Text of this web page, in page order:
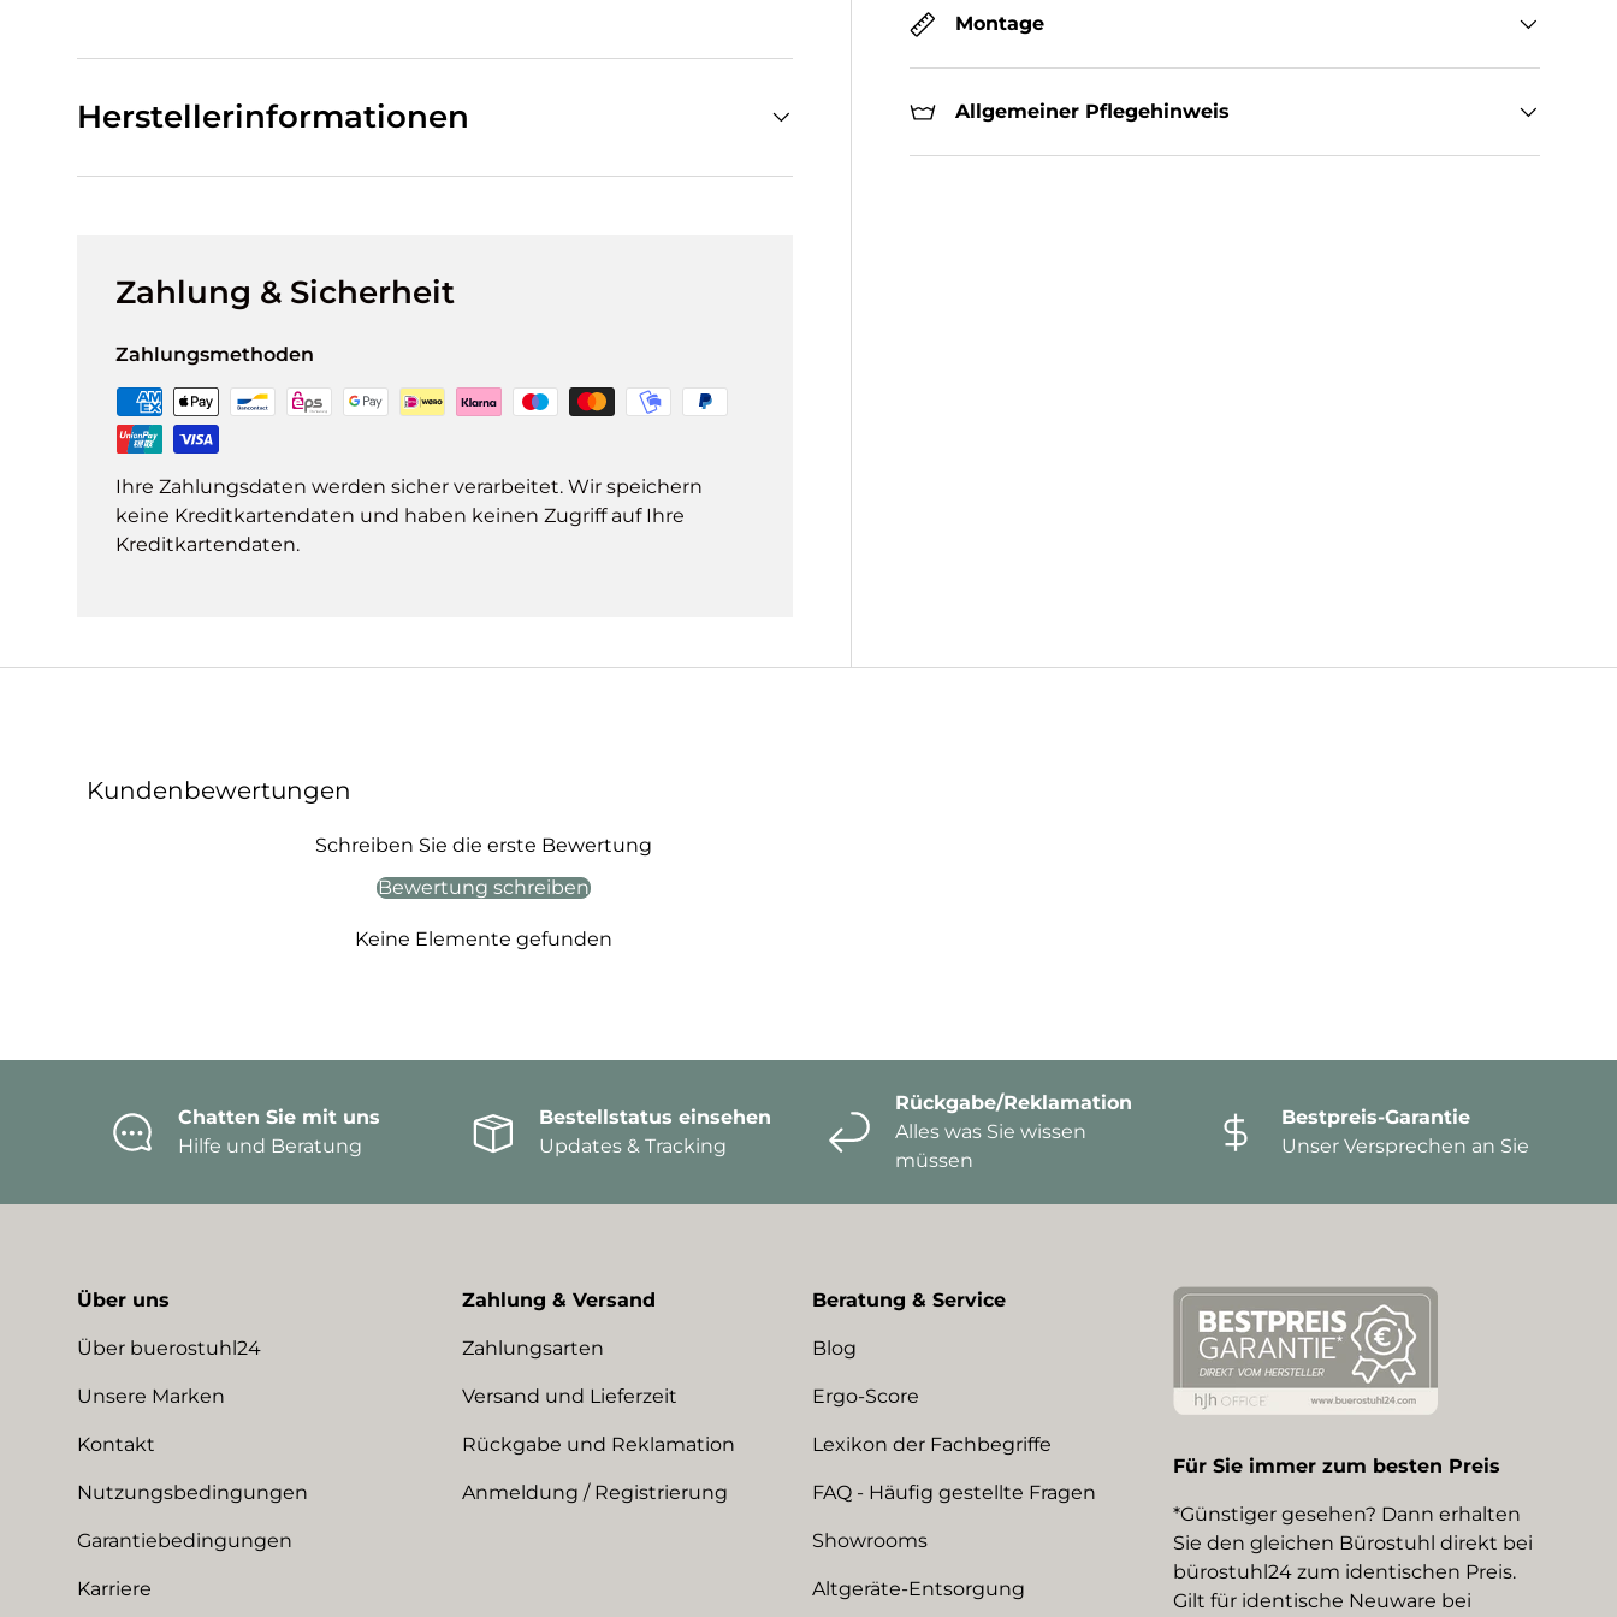
Montage
Allgemeiner Pflegehinweis
Herstellerinformationen
Zahlung & Sicherheit
Zahlungsmethoden
Ihre Zahlungsdaten werden sicher verarbeitet. Wir speichern
keine Kreditkartendaten und haben keinen Zugriff auf Ihre
Kreditkartendaten.
Kundenbewertungen
Schreiben Sie die erste Bewertung
Bewertung schreiben
Keine Elemente gefunden
Chatten Sie mit uns
Hilfe und Beratung
Bestellstatus einsehen
Updates & Tracking
Rückgabe/Reklamation
Alles was Sie wissen
müssen
Bestpreis-Garantie
Unser Versprechen an Sie
Über uns
Über buerostuhl24
Unsere Marken
Kontakt
Nutzungsbedingungen
Garantiebedingungen
Karriere
Zahlung & Versand
Zahlungsarten
Versand und Lieferzeit
Rückgabe und Reklamation
Anmeldung / Registrierung
Beratung & Service
Blog
Ergo-Score
Lexikon der Fachbegriffe
FAQ - Häufig gestellte Fragen
Showrooms
Altgeräte-Entsorgung
Für Sie immer zum besten Preis
*Günstiger gesehen? Dann erhalten
Sie den gleichen Bürostuhl direkt bei
bürostuhl24 zum identischen Preis.
Gilt für identische Neuware bei